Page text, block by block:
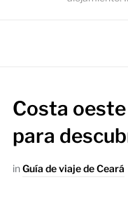
Costa
para
inGuía de viaje de Ceará